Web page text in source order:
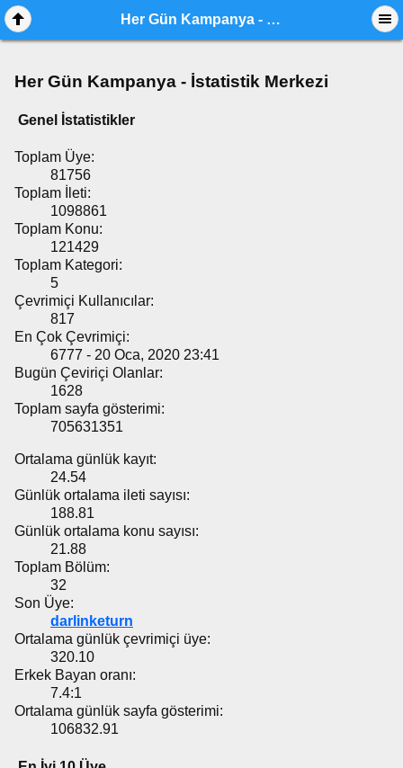
Her Gün Kampanya - İstatistik Merkezi
Her Gün Kampanya - İstatistik Merkezi
Genel İstatistikler
Toplam Üye:
81756
Toplam İleti:
1098861
Toplam Konu:
121429
Toplam Kategori:
5
Çevrimiçi Kullanıcılar:
817
En Çok Çevrimiçi:
6777 - 20 Oca, 2020 23:41
Bugün Çeviriçi Olanlar:
1628
Toplam sayfa gösterimi:
705631351
Ortalama günlük kayıt:
24.54
Günlük ortalama ileti sayısı:
188.81
Günlük ortalama konu sayısı:
21.88
Toplam Bölüm:
32
Son Üye:
darlinketurn
Ortalama günlük çevrimiçi üye:
320.10
Erkek Bayan oranı:
7.4:1
Ortalama günlük sayfa gösterimi:
106832.91